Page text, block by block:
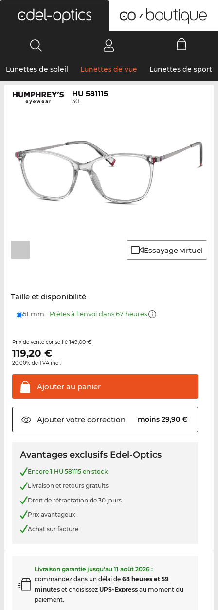
Lunettes de soleil Lunettes de vue Lunettes de sport
HU 581115
30
Essayage virtuel
Taille et disponibilité
51 mm Prêtes à l'envoi dans 67 heures
Prix de vente conseillé 149,00 €
119,20 €
20.00% de TVA incl.
Ajouter au panier
Ajouter votrecorrection moins 29,90 €
Avantages exclusifs Edel-Optics
Encore 1 HU 581115 en stock
Livraison et retours gratuits
Droit de rétractation de 30 jours
Prix avantageux
Achat sur facture
Livraison garantie jusqu'au 11 août 2026:
commandez dans un délai de 68 heures et 59
minuteset choisissez UPS-Expressau moment du
paiement.